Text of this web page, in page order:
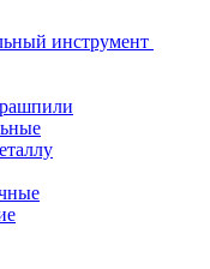
инструмент